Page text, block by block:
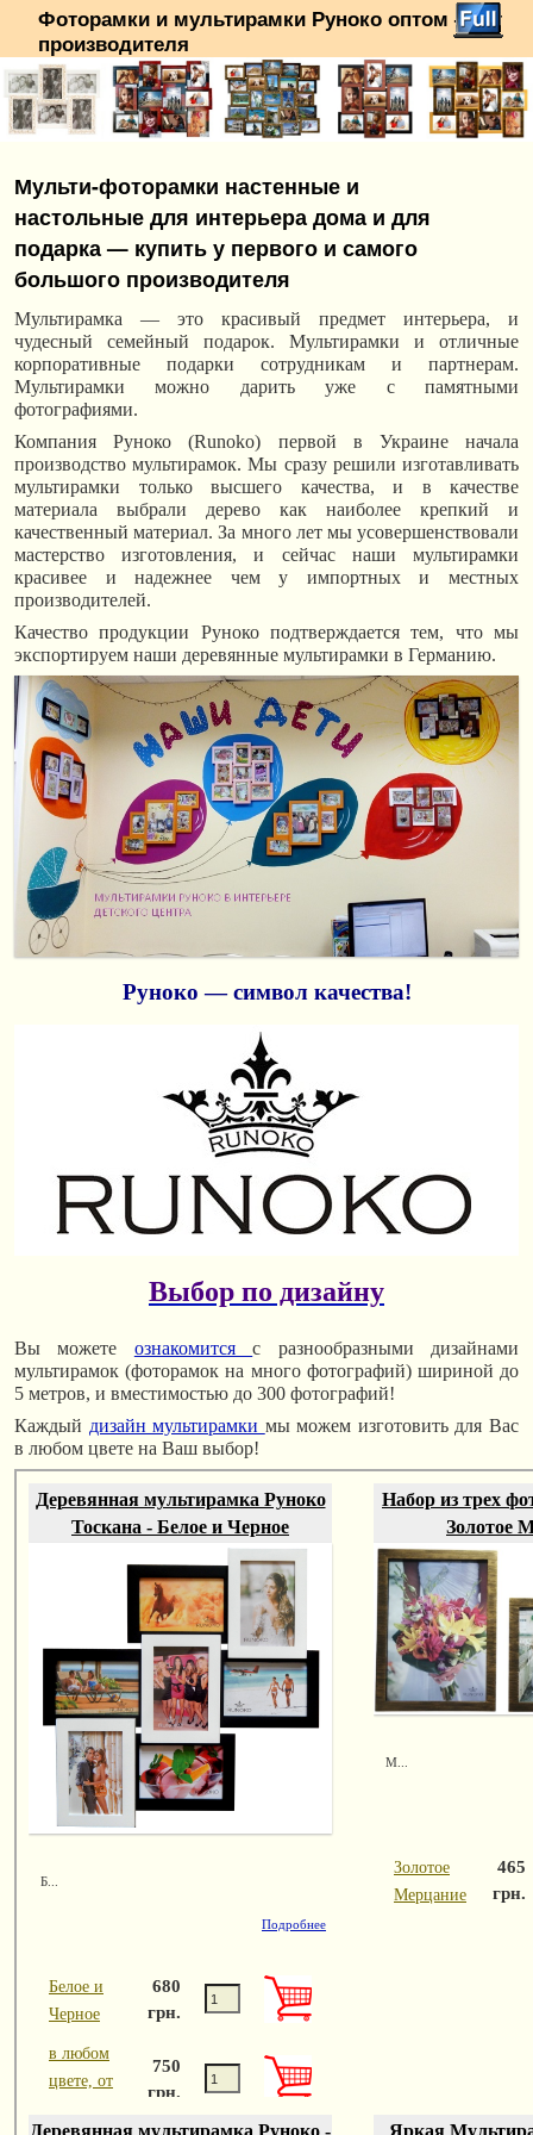
Фоторамки и мультирамки Руноко оптом — от
производителя
Мульти-фоторамки настенные и
настольные для интерьера дома и для
подарка — купить у первого и самого
большого производителя
Мультирамка — это красивый предмет интерьера, и
чудесный семейный подарок. Мультирамки и отличные
корпоративные подарки сотрудникам и партнерам.
Мультирамки можно дарить уже с памятными
фотографиями.
Компания Руноко (Runoko) первой в Украине начала
производство мультирамок. Мы сразу решили изготавливать
мультирамки только высшего качества, и в качестве
материала выбрали дерево как наиболее крепкий и
качественный материал. За много лет мы усовершенствовали
мастерство изготовления, и сейчас наши мультирамки
красивее и надежнее чем у импортных и местных
производителей.
Качество продукции Руноко подтверждается тем, что мы
экспортируем наши деревянные мультирамки в Германию.
Руноко — символ качества!
Выбор по дизайну
Вы можете ознакомитсяс разнообразными дизайнами
мультирамок (фоторамок на много фотографий) шириной до
5 метров, и вместимостью до 300 фотографий!
Каждый дизайн мультирамки мы можем изготовить для Вас
в любом цвете на Ваш выбор!
Деревянная мультирамка Руноко
Тоскана - Белое и Черное
Б...
Подробнее
Белое и
Черное
680
грн.
в любом
цвете, от
750
грн.
Набор из трех
Золотое
М...
Золотое
Мерцание
465
грн.
Деревянная мультирамка Руноко -
Яркая